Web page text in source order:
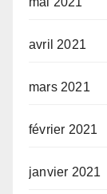
avril 2021
mars 2021
février 2021
janvier 2021